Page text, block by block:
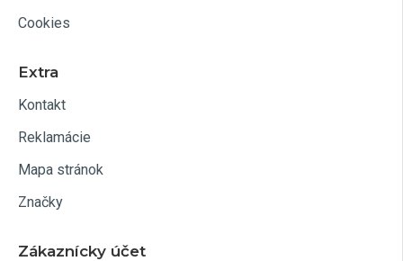
Cookies
Extra
Kontakt
Reklamácie
Mapa stránok
Značky
Zákaznícky účet